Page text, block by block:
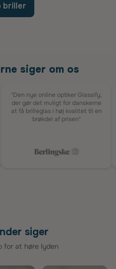
briller
siger om os
"Den nye online optiker Glassify,
der gør det muligt for danskerne
at få brilleglas i høj kvalitet til en
brøkdel af prisen"
siger
for at høre lyden